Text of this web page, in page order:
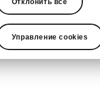
Управление cookies